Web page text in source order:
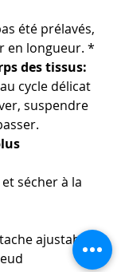
été prélavés,
en longueur. *
des tissus:
cycle délicat
suspendre
sécher à la
ajustable